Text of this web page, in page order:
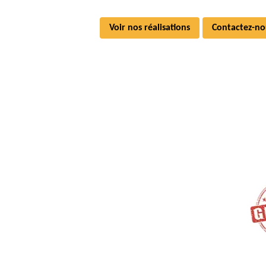
Voir nos réalisations Contactez-